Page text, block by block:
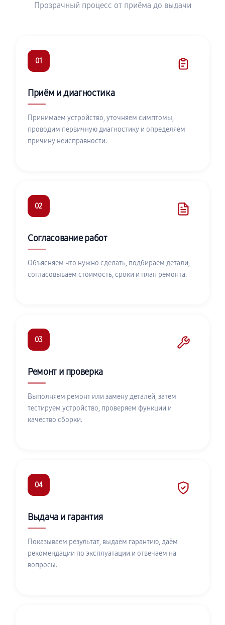
Прозрачный процесс от приёма до выдачи
01
Приём и диагностика
Принимаем устройство, уточняем симптомы,
проводим первичную диагностику и определяем
причину неисправности.
02
Согласование работ
Объясняем что нужно сделать, подбираем детали,
согласовываем стоимость, сроки и план ремонта.
03
Ремонт и проверка
Выполняем ремонт или замену деталей, затем
тестируем устройство, проверяем функции и
качество сборки.
04
Выдача и гарантия
Показываем результат, выдаём гарантию, даём
рекомендации по эксплуатации и отвечаем на
вопросы.